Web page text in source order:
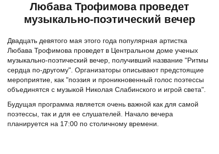
Любава Трофимова проведет
музыкально-поэтический вечер
Двадцать девятого мая этого года популярная артистка
Любава Трофимова проведет в Центральном доме ученых
музыкально-поэтический вечер, получивший название "Ритмы
сердца по-другому". Организаторы описывают предстоящие
мероприятие, как "поэзия и проникновенный голос поэтессы
объединятся с музыкой Николая Слабинского и игрой света".
Будущая программа является очень важной как для самой
поэтессы, так и для ее слушателей. Начало вечера
планируется на 17:00 по столичному времени.